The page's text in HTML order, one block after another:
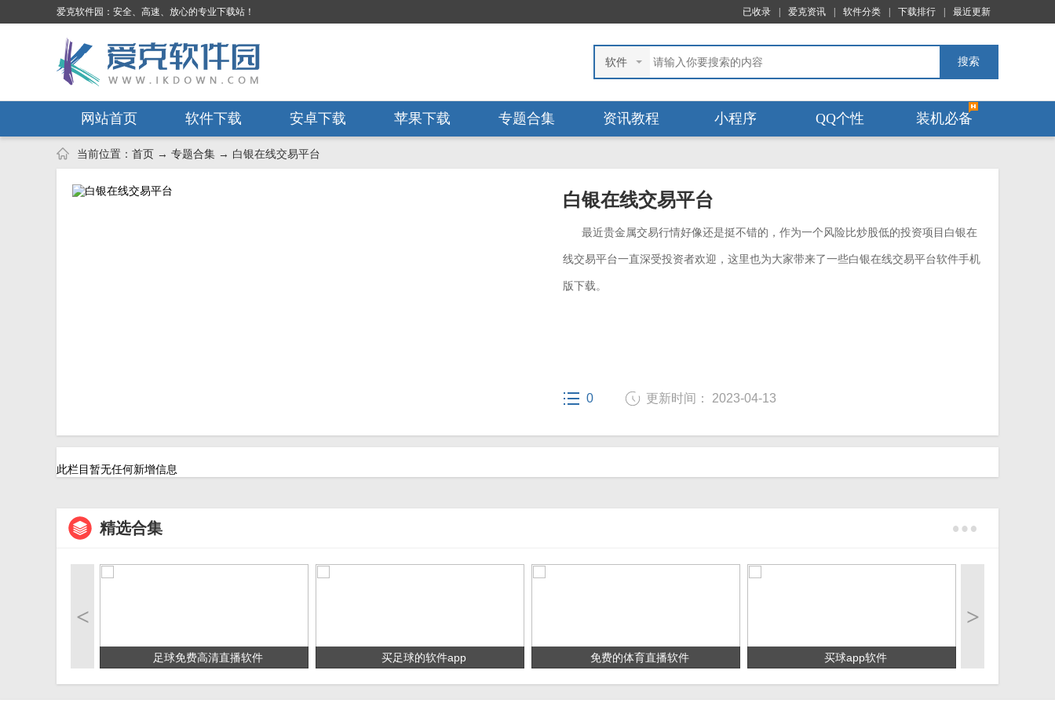
爱克软件园：安全、高速、放心的专业下载站！ 已收录 爱克资讯 软件分类 下载排行 最近更新
软件 搜索
网站首页 软件下载 安卓下载 苹果下载 专题合集 资讯教程 小程序 QQ个性 装机必备
当前位置： 首页 → 专题合集 → 白银在线交易平台
白银在线交易平台
最近贵金属交易行情好像还是挺不错的，作为一个风险比炒股低的投资项目白银在
线交易平台一直深受投资者欢迎，这里也为大家带来了一些白银在线交易平台软件手机
版下载。
0 更新时间： 2023-04-13
此栏目暂无任何新增信息
精选合集
< >
足球免费高清直播软件 买足球的软件app 免费的体育直播软件 买球app软件